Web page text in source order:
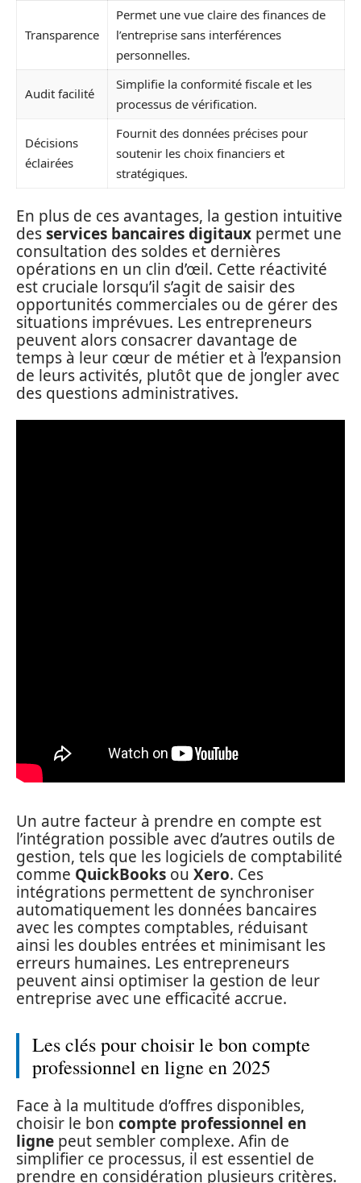
Transparence
Permet une vue claire des finances de
l’entreprise sans interférences
personnelles.
Audit facilité
Simplifie la conformité fiscale et les
processus de vérification.
Décisions
éclairées
Fournit des données précises pour
soutenir les choix financiers et
stratégiques.
En plus de ces avantages, la gestion intuitive
desservices bancaires digitaux permet une
consultation des soldes et dernières
opérations en un clin d’œil. Cette réactivité
est cruciale lorsqu’il s’agit de saisir des
opportunités commerciales ou de gérer des
situations imprévues. Les entrepreneurs
peuvent alors consacrer davantage de
temps à leur cœur de métier et à l’expansion
de leurs activités, plutôt que de jongler avec
des questions administratives.
Un autre facteur à prendre en compte est
l’intégration possible avec d’autres outils de
gestion, tels que les logiciels de comptabilité
comme QuickBooks ou Xero. Ces
intégrations permettent de synchroniser
automatiquement les données bancaires
avec les comptes comptables, réduisant
ainsi les doubles entrées et minimisant les
erreurs humaines. Les entrepreneurs
peuvent ainsi optimiser la gestion de leur
entreprise avec une efficacité accrue.
Les clés pour choisir le bon compte
professionnel en ligne en 2025
Face à la multitude d’offres disponibles,
choisir le bon compte professionnel en
ligne peut sembler complexe. Afin de
simplifier ce processus, il est essentiel de
prendre en considération plusieurs critères.